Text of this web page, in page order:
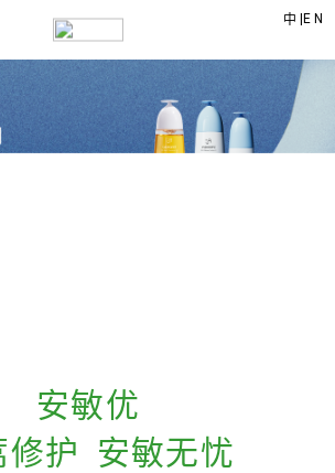
中 |EN
安敏优
修护 安敏无忧